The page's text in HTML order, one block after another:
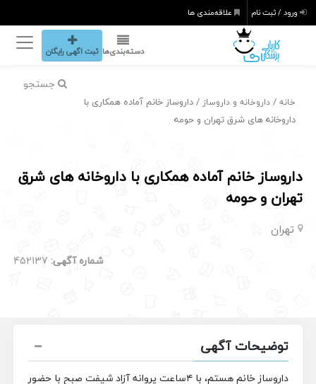
ورود / ثبت نام علاقه‌مندی ها
دسته‌بندی‌ها ثبت اگهی رایگان
جستجو
خانه /داروخانه و داروساز / داروساز خانم آماده همکاری با
داروخانه های شرق تهران و حومه
داروساز خانم آماده همکاری با داروخانه های شرق
تهران و حومه
تهران
شماره آگهی: 452137
توضیحات آگهی
داروساز خانم هستم، با ۴ساعت پروانه آزاد شیفت صبح با حضور